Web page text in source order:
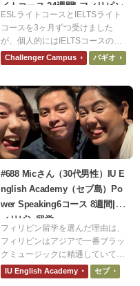
イトコース 24週間| フィリピン
ESLライトコースとIELTSライト
コースを3ヶ月ずつ受けました
が、個人的にはIELTSコースのマ
ンツーマンが楽しかったです。E
SLも楽しかったですが、IELTSの
強出来たのが良かったです。
Challenger Campus バギオ
#688 Micさん（30代男性）IU E
nglish Academy（セブ島）Po
wer Speaking6コース 8週間| フ
ィリピン留学
フィリピン留学を選んだ理由は、
フィリピンはアジアで一番ブラッ
クミュージックに精通していて、
国民のボーカルレベルがアジアト
ップクラスだからです。LAでの
IU English Academy セブ